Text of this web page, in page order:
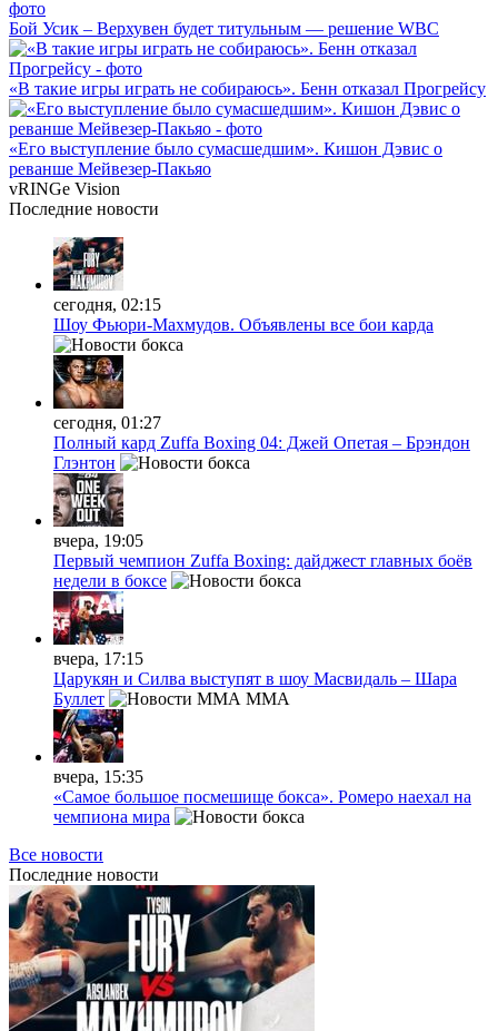
Бой Усик – Верхувен будет титульным — решение WBC
«В такие игры играть не собираюcь». Бенн отказал Прогрейсу
«Его выступление было сумасшедшим». Кишон Дэвис о
реванше Мейвезер-Пакьяо
vRINGe Vision
Последние новости
сегодня, 02:15
Шоу Фьюри-Махмудов. Объявлены все бои карда
сегодня, 01:27
Полный кард Zuffa Boxing 04: Джей Опетая – Брэндон
Глэнтон
вчера, 19:05
Первый чемпион Zuffa Boxing: дайджест главных боёв
недели в боксе
вчера, 17:15
Царукян и Силва выступят в шоу Масвидаль – Шара
Буллет
MMA
вчера, 15:35
«Самое большое посмешище бокса». Ромеро наехал на
чемпиона мира
Все новости
Последние новости